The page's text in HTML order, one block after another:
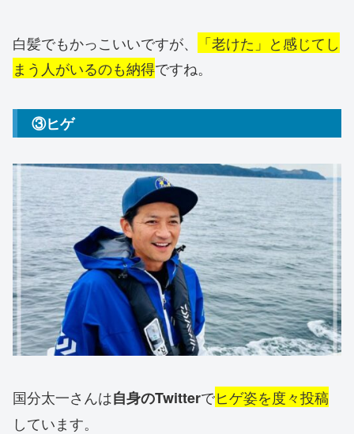
白髪でもかっこいいですが、
「老けた」と感じてし
まう人がいるのも納得ですね。
③ヒゲ
国分太一さんは自身のTwitterでヒゲ姿を度々投稿
しています。